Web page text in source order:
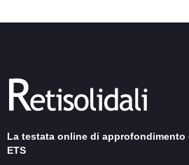
La testata online di approfondimento
ETS